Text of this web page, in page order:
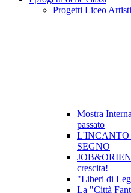
Progetti Liceo
Mostra
passato
L'INCANTO
SEGNO
crescita!
"Liberi di
La "Città